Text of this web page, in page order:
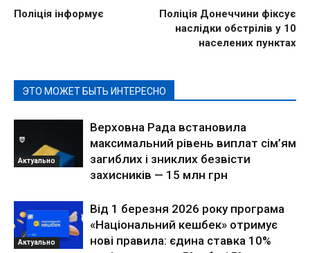
Поліція інформує
Поліція Донеччини фіксує
наслідки обстрілів у 10
населених пунктах
ЭТО МОЖЕТ БЫТЬ ИНТЕРЕСНО
Актуально
Верховна Рада встановила
максимальний рівень виплат сім’ям
загиблих і зниклих безвісти
захисників — 15 млн грн
Актуально
Від 1 березня 2026 року програма
«Національний кешбек» отримує
нові правила: єдина ставка 10%